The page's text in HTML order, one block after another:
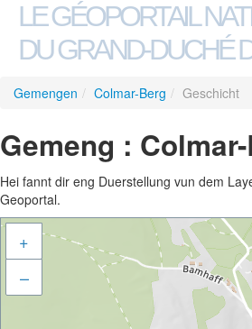
LE GÉOPORTAIL
DU GRAND-DUCHÉ
Gemengen / Colmar-Berg / Geschicht
Gemeng :
Hei fannt dir eng Duerstellung vun dem
Geoportal.
+
–